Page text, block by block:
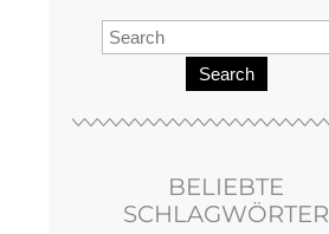
Search
BELIEBTE
SCHLAGWÖRTER